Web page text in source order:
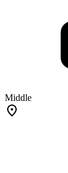
Middle